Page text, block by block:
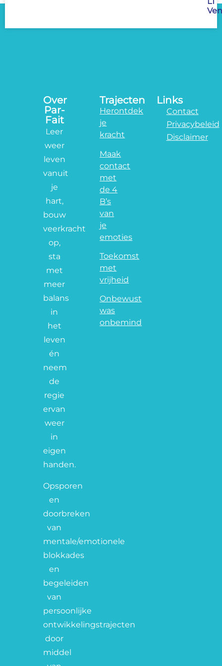
Over
Par-
Fait
Leer
weer
leven
vanuit
je
hart,
bouw
veerkracht
op,
sta
met
meer
balans
in
het
leven
én
neem
de
regie
ervan
weer
in
eigen
handen.
Opsporen
en
doorbreken
van
mentale/emotionele
blokkades
en
begeleiden
van
persoonlijke
ontwikkelingstrajecten
door
middel
Trajecten
Herontdek
je
kracht
Maak
contact
met
de 4
B’s
van
je
emoties
Toekomst
met
vrijheid
Onbewust
was
onbemind
Links
Contact
Privacybeleid
Disclaimer